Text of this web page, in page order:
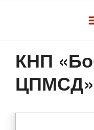
КНП
ЦПМСД»